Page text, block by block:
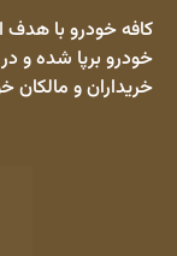
کافه خودرو با هدف
خودرو برپا شده و در
خریداران و مالکان